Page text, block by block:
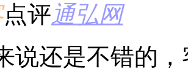
点评通弘网
说还是不错的